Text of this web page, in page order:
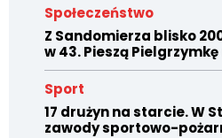
Społeczeństwo
Z Sandomierza blisko
w 43. Pieszą
Sport
17 drużyn na starcie. W
zawody sportowo-